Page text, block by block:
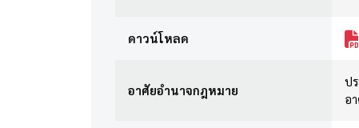
ดาวน์โหลด
อาศัยอำนาจกฎหมาย
ป
อ